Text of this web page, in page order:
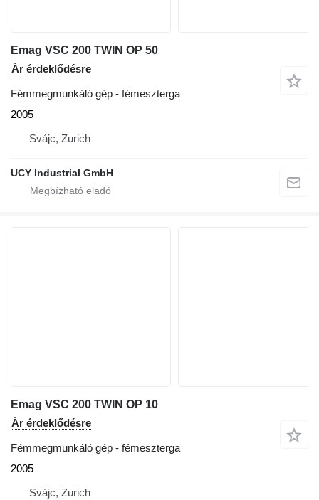
Emag VSC 200 TWIN OP 50
Ár érdeklődésre
Fémmegmunkáló gép - fémeszterga
2005
Svájc, Zurich
UCY Industrial GmbH
Emag VSC 200 TWIN OP 10
Ár érdeklődésre
Fémmegmunkáló gép - fémeszterga
2005
Svájc, Zurich